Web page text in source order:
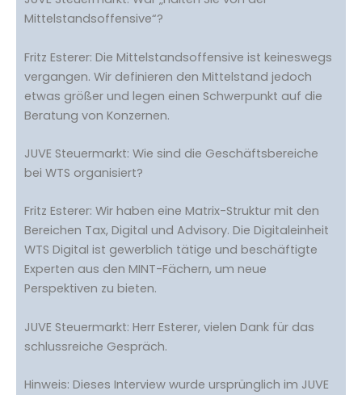
Mittelstandsoffensive“?
Fritz Esterer: Die Mittelstandsoffensive ist keineswegs
vergangen. Wir definieren den Mittelstand jedoch
etwas größer und legen einen Schwerpunkt auf die
Beratung von Konzernen.
JUVE Steuermarkt: Wie sind die Geschäftsbereiche
bei WTS organisiert?
Fritz Esterer: Wir haben eine Matrix-Struktur mit den
Bereichen Tax, Digital und Advisory. Die Digitaleinheit
WTS Digital ist gewerblich tätige und beschäftigte
Experten aus den MINT-Fächern, um neue
Perspektiven zu bieten.
JUVE Steuermarkt: Herr Esterer, vielen Dank für das
schlussreiche Gespräch.
Hinweis: Dieses Interview wurde ursprünglich im JUVE